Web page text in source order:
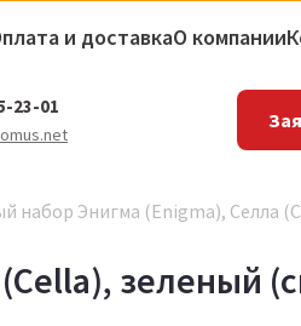
и доставкаО компании
23-01
набор Энигма (Enigma), Селла
зеленый